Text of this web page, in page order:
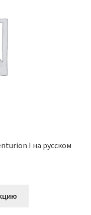
I на русском